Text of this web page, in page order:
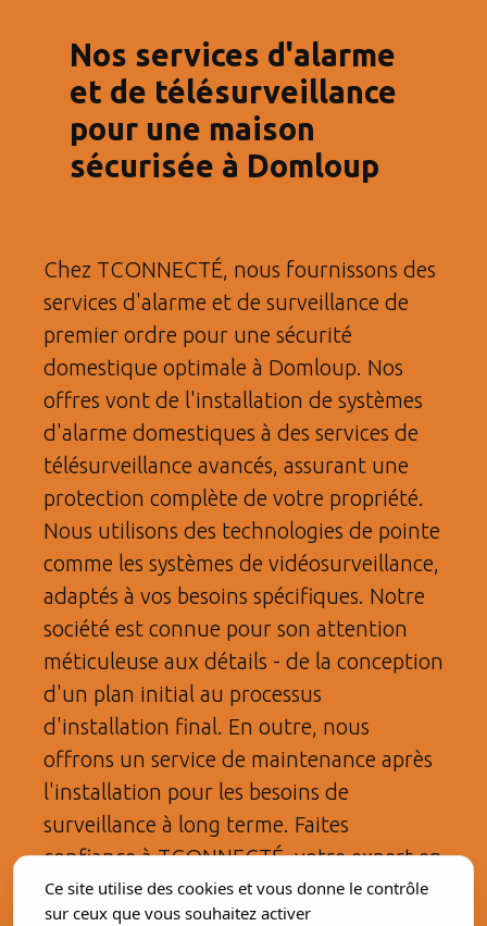
Nos services d'alarme
et de télésurveillance
pour une maison
sécurisée à Domloup
Chez TCONNECTÉ, nous fournissons des
services d'alarme et de surveillance de
premier ordre pour une sécurité
domestique optimale à Domloup. Nos
offres vont de l'installation de systèmes
d'alarme domestiques à des services de
télésurveillance avancés, assurant une
protection complète de votre propriété.
Nous utilisons des technologies de pointe
comme les systèmes de vidéosurveillance,
adaptés à vos besoins spécifiques. Notre
société est connue pour son attention
méticuleuse aux détails - de la conception
d'un plan initial au processus
d'installation final. En outre, nous
offrons un service de maintenance après
l'installation pour les besoins de
surveillance à long terme. Faites
confiance à TCONNECTÉ, votre expert en
alarme maison Domloup, pour vous
Ce site utilise des cookies et vous donne le contrôle
sur ceux que vous souhaitez activer